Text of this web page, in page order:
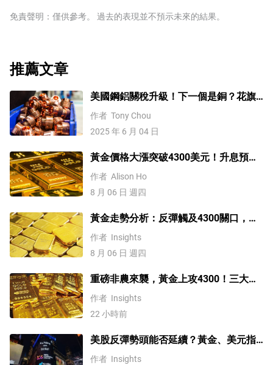
上漲，而較高的資金成本通常會拖累黃金。盡管如此，由
免責聲明：僅供參考。 過去的表現並不預示未來的結果。
推薦文章
美國鋼鋁關稅升級！下一個是銅？花旗
這樣說
作者 Tony Chou
2025 年 6 月 04 日
黃金價格大漲突破4300美元！升息預期
降溫疊加央行購金，未來持續漲？
作者 Alison Ho
8 月 06 日 週四
黃金走勢分析：反彈觸及4300關口，
「雙底」確立劍指這一目標！
作者 Insights
8 月 06 日 週四
重磅非農來襲，黃金上攻4300！三大因
素預示金價升勢有望延續
作者 Insights
22 小時前
美股反彈勢頭能否延續？黃金、美元指
數、費半指數、納指100技術分析
作者 Insights